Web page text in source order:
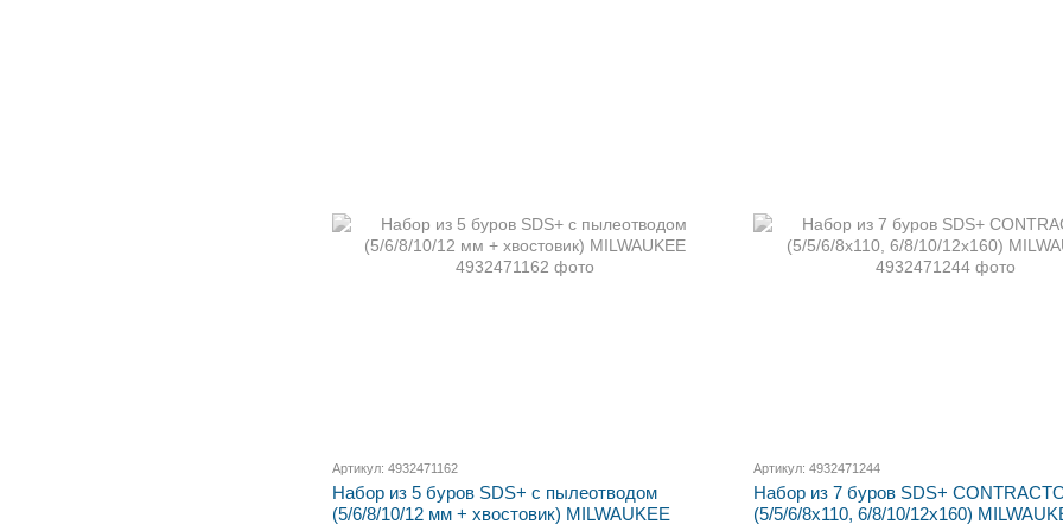
Артикул: 4932471162
Набор из 5 буров SDS+ с пылеотводом
(5/6/8/10/12 мм + хвостовик) MILWAUKEE
Артикул: 4932471244
Набор из 7 буров SDS+
(5/5/6/8х110, 6/8/10/12х160)